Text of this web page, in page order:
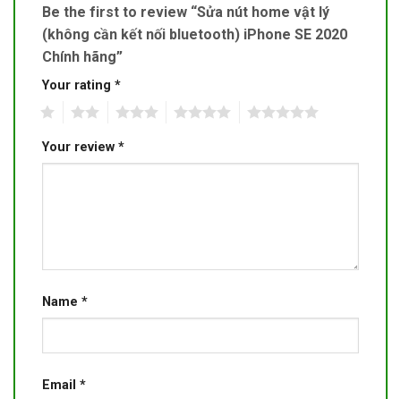
Be the first to review “Sửa nút home vật lý
(không cần kết nối bluetooth) iPhone SE 2020
Chính hãng”
Your rating *
Your review *
Name *
Email *